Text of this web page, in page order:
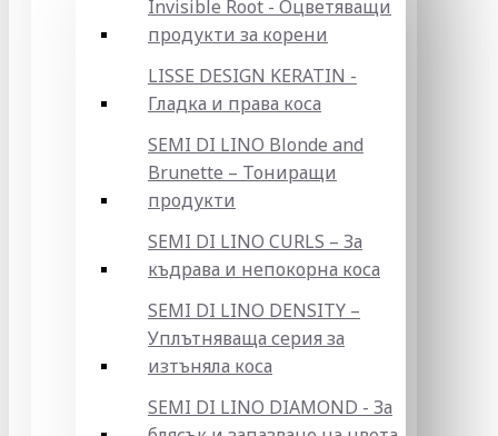
Invisible Root - Оцветяващи
продукти за корени
LISSE DESIGN KERATIN -
Гладка и права коса
SEMI DI LINO Blonde and
Brunette – Тониращи
продукти
SEMI DI LINO CURLS – За
къдрава и непокорна коса
SEMI DI LINO DENSITY –
Уплътняваща серия за
изтъняла коса
SEMI DI LINO DIAMOND - За